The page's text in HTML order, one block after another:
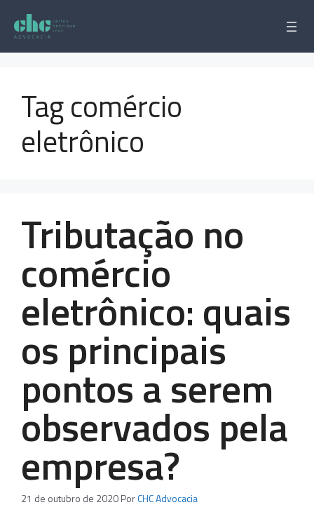
para
conteúdo
Tag comércio
eletrônico
Tributação no
comércio
eletrônico: quais
os principais
pontos a serem
observados pela
empresa?
21 de outubro de 2020PorCHC Advocacia